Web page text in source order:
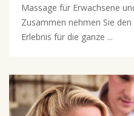
Massage für Erwachsene
Zusammen nehmen Sie
Erlebnis für die ganze ...